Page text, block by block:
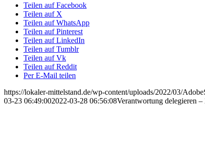
Teilen auf Facebook
Teilen auf X
Teilen auf WhatsApp
Teilen auf Pinterest
Teilen auf LinkedIn
Teilen auf Tumblr
Teilen auf Vk
Teilen auf Reddit
Per E-Mail teilen
https://lokaler-mittelstand.de/wp-content/uploads/2022/03/
03-23 06:49:002022-03-28 06:56:08Verantwortung delegieren –